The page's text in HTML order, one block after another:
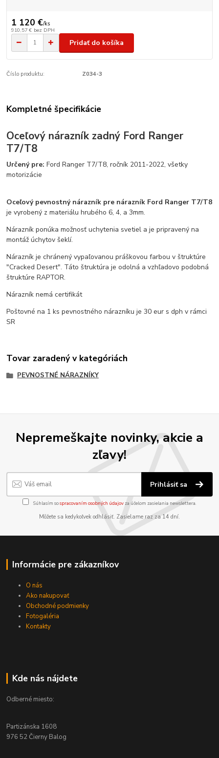
1 120 €/ks
910,57 € bez DPH
Pridať do košíka
Číslo produktu: Z034-3
Kompletné špecifikácie
Oceľový nárazník zadný Ford Ranger
T7/T8
Určený pre: Ford Ranger T7/T8, ročník 2011-2022, všetky
motorizácie
Oceľový pevnostný nárazník pre nárazník Ford Ranger T7/T8
je vyrobený z materiálu hrubého 6, 4, a 3mm.
Nárazník ponúka možnosť uchytenia svetiel a je pripravený na
montáž úchytov šeklí.
Nárazník je chránený vypaľovanou práškovou farbou v štruktúre
"Cracked Desert". Táto štruktúra je odolná a vzhľadovo podobná
štruktúre RAPTOR.
Nárazník nemá certifikát
Poštovné na 1 ks pevnostného nárazníku je 30 eur s dph v rámci
SR
Tovar zaradený v kategóriách
PEVNOSTNÉ NÁRAZNÍKY
Nepremeškajte novinky, akcie a
zľavy!
Prihlásiť sa
Súhlasím sospracovaním osobných údajov za účelom zasielania newslettera.
Môžete sa kedykoľvek odhlásiť. Zasielame raz za 14 dní.
Informácie pre zákazníkov
O nás
Ako nakupovať
Obchodné podmienky
Fotogaléria
Kontakty
Kde nás nájdete
Odberné miesto:
Partizánska 1608
976 52 Čierny Balog